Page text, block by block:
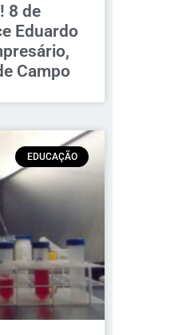
8 de
Eduardo
Campo
EDUCAÇÃO